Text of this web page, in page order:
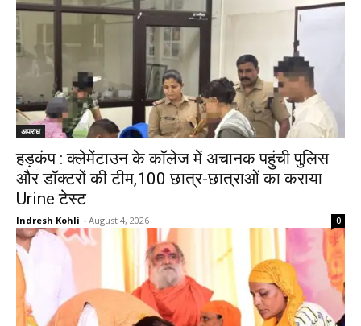
अपराध
हड़कंप : क्लेमेंटाउन के कॉलेज में अचानक पहुंची पुलिस
और डॉक्टरों की टीम,100 छात्र-छात्राओं का कराया
Urine टेस्ट
Indresh Kohli - August 4, 2026 0